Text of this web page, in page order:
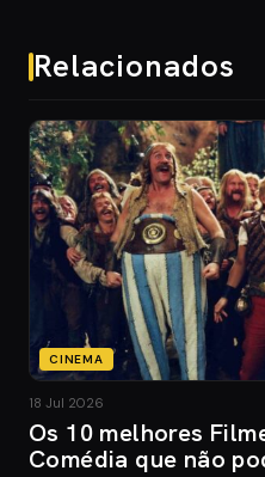
Relacionados
CINEMA
18 Jul 2026
Os 10 melhores
Comédia que não